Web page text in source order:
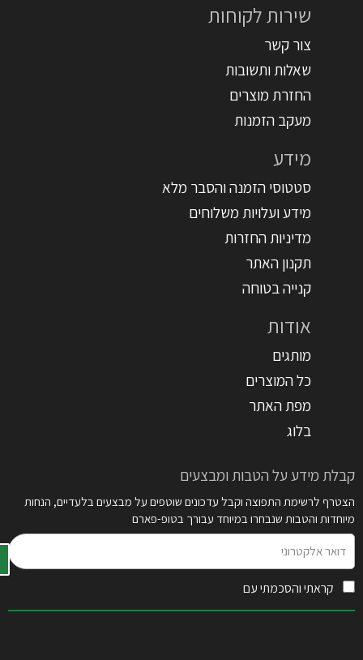
שירות לקוחות
צור קשר
שאלות ותשובות
החזרת מוצרים
מעקב הזמנות
מידע
סטטוסי הזמנה והסבר מלא
מידע ועלויות משלוחים
מדיניות החזרות
תקנון האתר
קנייה בטוחה
אודות
מותגים
כל המוצרים
מפת האתר
בלוג
קבלת מידע על הטבות ומבצעים
הצטרף לרשימת התפוצה וקבל עדכונים שוטפים על מבצעים בלעדיים, הנחות
מיוחדות והטבות שנבחרו במיוחד עבורך בטופ-פארם
אלקטרוני
קראתי והסכמתי עם